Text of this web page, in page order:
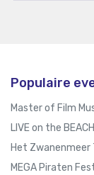
Populaire
Master of Film
LIVE on the
Het Zwanenmeer
MEGA Piraten